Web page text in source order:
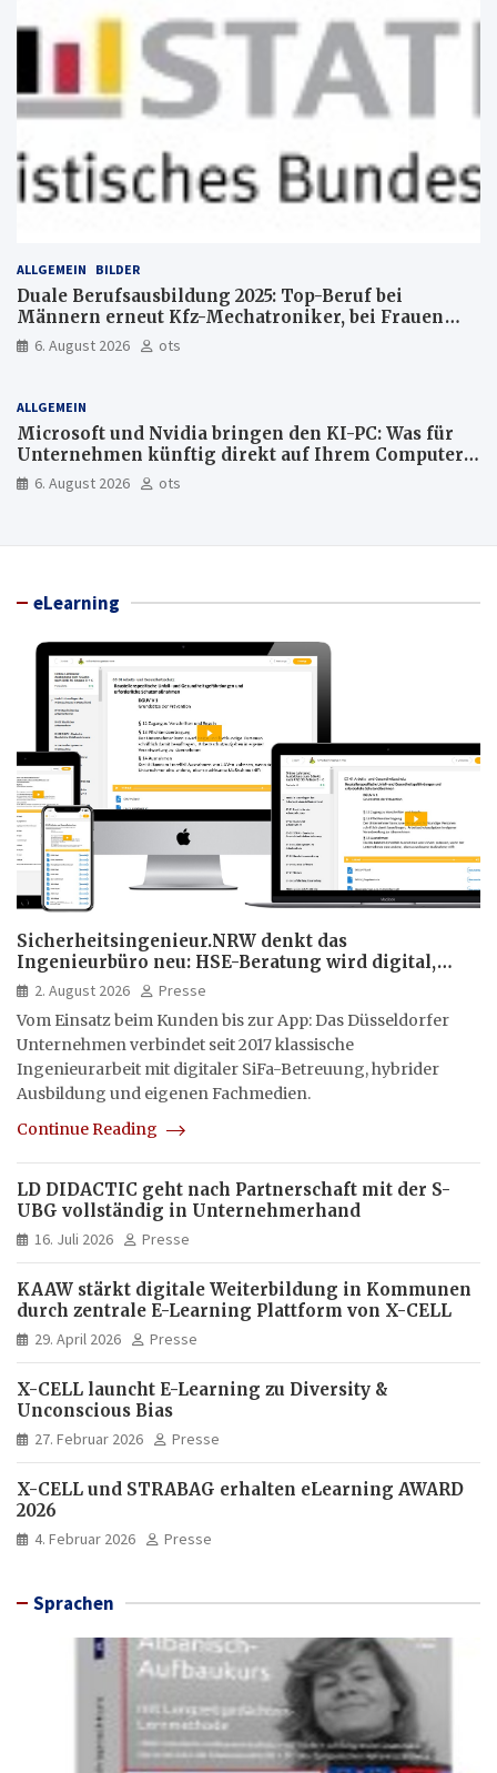
ALLGEMEIN BILDER
Duale Berufsausbildung 2025: Top-Beruf bei
Männern erneut Kfz-Mechatroniker, bei Frauen
medizinische Fachangestellte
6. August 2026 ots
ALLGEMEIN
Microsoft und Nvidia bringen den KI-PC: Was für
Unternehmen künftig direkt auf Ihrem Computer
läuft und was weiter in der Cloud bleibt
6. August 2026 ots
eLearning
Sicherheitsingenieur.NRW denkt das
Ingenieurbüro neu: HSE-Beratung wird digital,
hybrid und multimedial
2. August 2026
Presse
Vom Einsatz beim Kunden bis zur App: Das Düsseldorfer
Unternehmen verbindet seit 2017 klassische
Ingenieurarbeit mit digitaler SiFa-Betreuung, hybrider
Ausbildung und eigenen Fachmedien.
Continue Reading
LD DIDACTIC geht nach Partnerschaft mit der S-
UBG vollständig in Unternehmerhand
16. Juli 2026 Presse
KAAW stärkt digitale Weiterbildung in Kommunen
durch zentrale E-Learning Plattform von X-CELL
29. April 2026 Presse
X-CELL launcht E-Learning zu Diversity &
Unconscious Bias
27. Februar 2026 Presse
X-CELL und STRABAG erhalten eLearning AWARD
2026
4. Februar 2026 Presse
Sprachen